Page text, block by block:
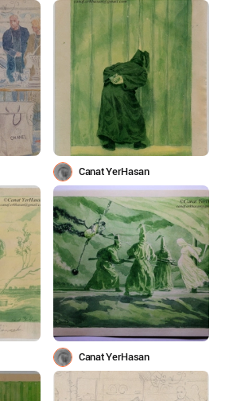
Canat YerHasan
Canat YerHasan